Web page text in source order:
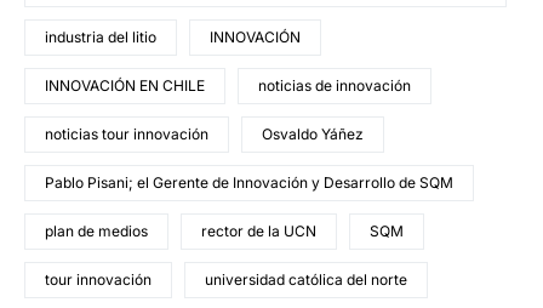
industria del litio INNOVACIÓN
INNOVACIÓN EN CHILE noticias de innovación
noticias tour innovación Osvaldo Yáñez
Pablo Pisani; el Gerente de Innovación y Desarrollo de SQM
plan de medios rector de la UCN SQM
tour innovación universidad católica del norte